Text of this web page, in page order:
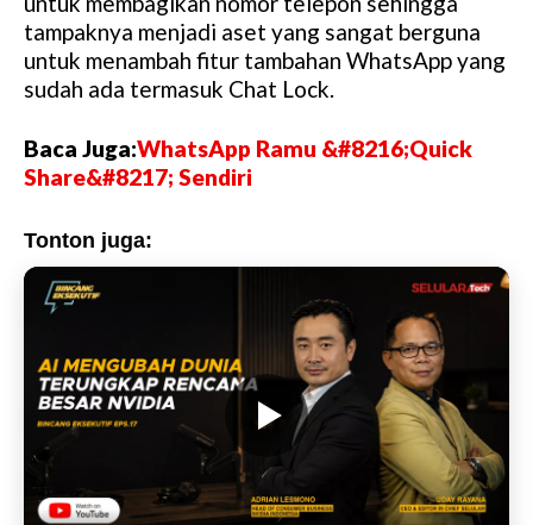
tampaknya menjadi aset yang sangat berguna
untuk menambah fitur tambahan WhatsApp yang
sudah ada termasuk Chat Lock.
Baca Juga:WhatsApp Ramu &#8216;Quick
Share&#8217; Sendiri
Tonton juga: